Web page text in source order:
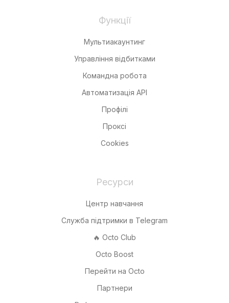
Функції
Мультиакаунтинг
Управління відбитками
Командна робота
Автоматизація API
Профілі
Проксі
Cookies
Ресурси
Центр навчання
Служба підтримки в Telegram
🔥 Octo Club
Octo Boost
Перейти на Octo
Партнери